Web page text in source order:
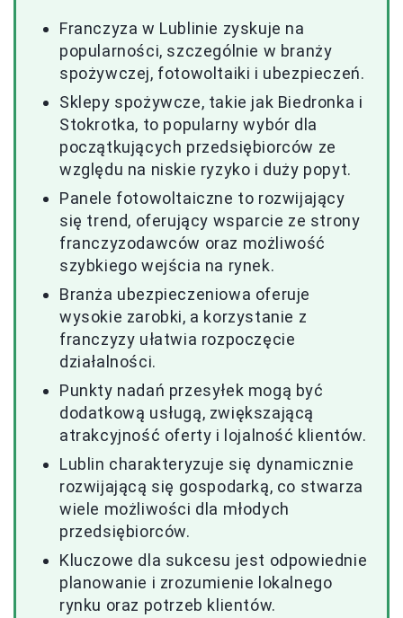
Franczyza w Lublinie zyskuje na
popularności, szczególnie w branży
spożywczej, fotowoltaiki i ubezpieczeń.
Sklepy spożywcze, takie jak Biedronka i
Stokrotka, to popularny wybór dla
początkujących przedsiębiorców ze
względu na niskie ryzyko i duży popyt.
Panele fotowoltaiczne to rozwijający
się trend, oferujący wsparcie ze strony
franczyzodawców oraz możliwość
szybkiego wejścia na rynek.
Branża ubezpieczeniowa oferuje
wysokie zarobki, a korzystanie z
franczyzy ułatwia rozpoczęcie
działalności.
Punkty nadań przesyłek mogą być
dodatkową usługą, zwiększającą
atrakcyjność oferty i lojalność klientów.
Lublin charakteryzuje się dynamicznie
rozwijającą się gospodarką, co stwarza
wiele możliwości dla młodych
przedsiębiorców.
Kluczowe dla sukcesu jest odpowiednie
planowanie i zrozumienie lokalnego
rynku oraz potrzeb klientów.